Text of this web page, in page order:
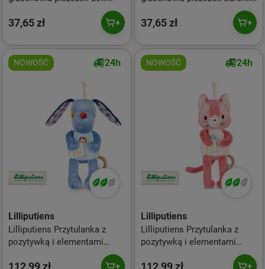
37,65 zł 37,65 zł
NOWOŚĆ 24h
Lilliputiens
Lilliputiens Przytulanka z
pozytywką i elementami
fluorescencyjnymi Piesek
Jules 0m+
112,99 zł
NOWOŚĆ 24h
Lilliputiens
Lilliputiens Przytulanka z
pozytywką i elementami
fluorescencyjnymi Kotka
Jeanne 0m+
112,99 zł